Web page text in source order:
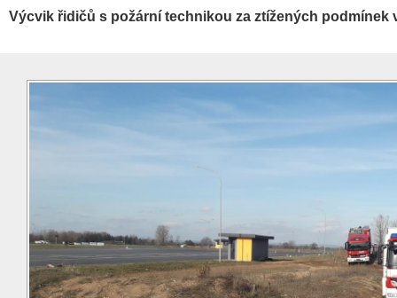
Výcvik řidičů s požární technikou za ztížených podmínek